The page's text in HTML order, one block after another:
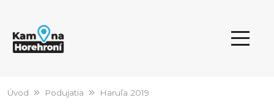
Úvod Podujatia Haruľa 2019